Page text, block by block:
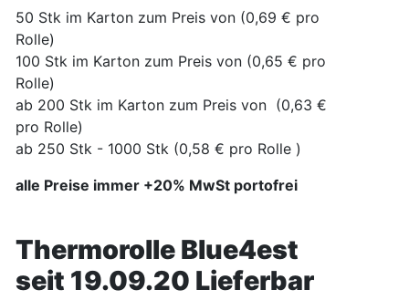
50 Stk im Karton zum Preis von (0,69 € pro
Rolle)
100 Stk im Karton zum Preis von (0,65 € pro
Rolle)
ab 200 Stk im Karton zum Preis von (0,63 €
pro Rolle)
ab 250 Stk - 1000 Stk (0,58 € pro Rolle )
alle Preise immer +20% MwSt portofrei
Thermorolle Blue4est
seit 19.09.20 Lieferbar